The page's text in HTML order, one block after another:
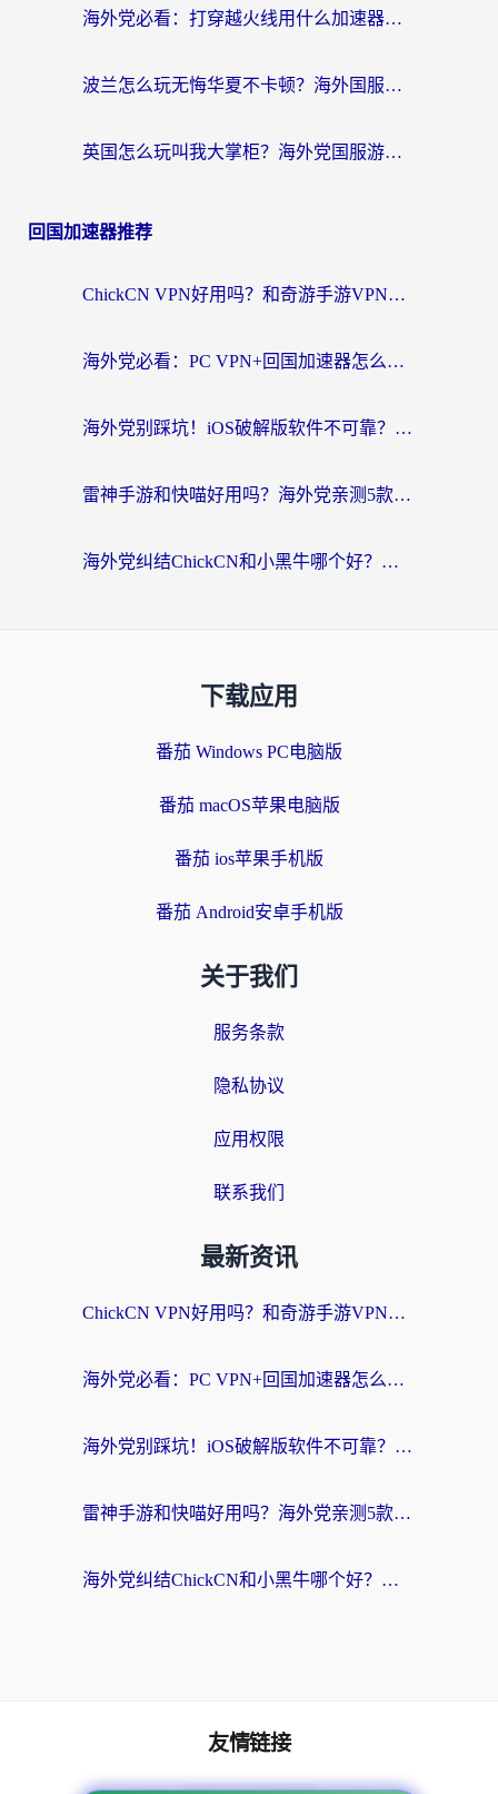
海外党必看：打穿越火线用什么加速器？解决延迟卡顿，还能玩奇妙拼图世界和第五人格
波兰怎么玩无悔华夏不卡顿？海外国服游戏加速器终极指南（附征途2萤火突击解决方案）
英国怎么玩叫我大掌柜？海外党国服游戏加速避坑指南（附实测推荐）
回国加速器推荐
ChickCN VPN好用吗？和奇游手游VPN对比哪个回国效果更好？海外党亲测实用指南
海外党必看：PC VPN+回国加速器怎么选？无缝访问国内资源全攻略
海外党别踩坑！iOS破解版软件不可靠？教你选对回国加速器无缝看国内资源
雷神手游和快喵好用吗？海外党亲测5款回国加速器，附斧牛Bling对比+微信视频号解决办法
海外党纠结ChickCN和小黑牛哪个好？一篇帮你选对回国加速器的实用指南
下载应用
番茄 Windows PC电脑版
番茄 macOS苹果电脑版
番茄 ios苹果手机版
番茄 Android安卓手机版
关于我们
服务条款
隐私协议
应用权限
联系我们
最新资讯
ChickCN VPN好用吗？和奇游手游VPN对比哪个回国效果更好？海外党亲测实用指南
海外党必看：PC VPN+回国加速器怎么选？无缝访问国内资源全攻略
海外党别踩坑！iOS破解版软件不可靠？教你选对回国加速器无缝看国内资源
雷神手游和快喵好用吗？海外党亲测5款回国加速器，附斧牛Bling对比+微信视频号解决办法
海外党纠结ChickCN和小黑牛哪个好？一篇帮你选对回国加速器的实用指南
友情链接